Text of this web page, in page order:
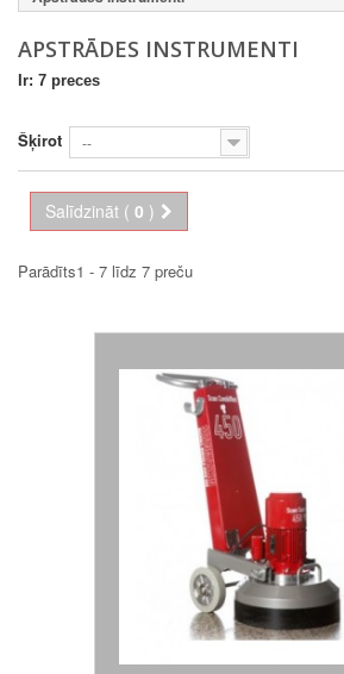
APSTRĀDES INSTRUMENTI
Ir: 7 preces
Šķirot --
Salīdzināt ( 0 )
Parādīts1 - 7 līdz 7 preču